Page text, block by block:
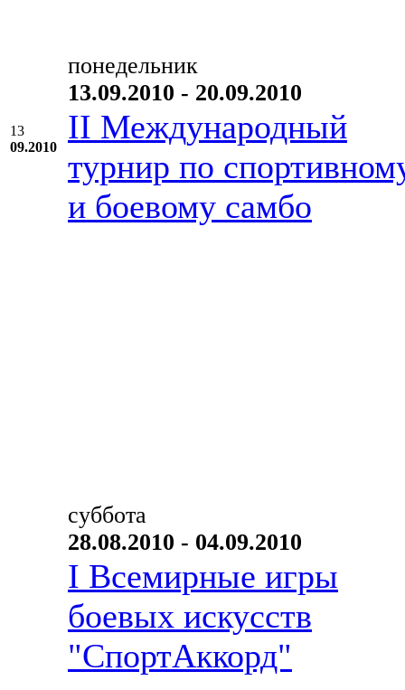
13
09.2010
понедельник
13.09.2010 - 20.09.2010
II Международный
турнир по
и боевому самбо
суббота
28.08.2010 - 04.09.2010
I Всемирные игры
боевых искусств
"СпортАккорд"